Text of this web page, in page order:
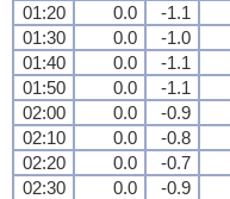
01:20
0.0 -1.1
01:30
0.0 -1.0
01:40
0.0 -1.1
01:50
0.0 -1.1
02:00
0.0 -0.9
02:10
0.0 -0.8
02:20
0.0 -0.7
02:30
0.0 -0.9